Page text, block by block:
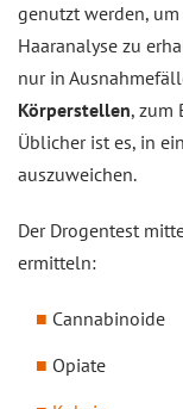
genutzt werden,
Haaranalyse zu
nur in
Körperstellen, zum
Üblicher ist es, in
auszuweichen.
Der Drogentest
ermitteln:
Cannabinoide
Opiate